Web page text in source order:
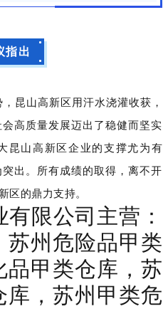
指出
昆山高新区用汗水浇灌收获，
高质量发展迈出了稳健而坚实
昆山高新区企业的支撑尤为有
出。所有成绩的取得，离不开
区的鼎力支持。
限公司主营：
州危险品甲类
甲类仓库，苏
，苏州甲类危